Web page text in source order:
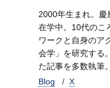
2000年生まれ。慶
在学中。10代のこ
ワークと自身のア
会学」を研究する
た記事を多数執筆。
Blog
X